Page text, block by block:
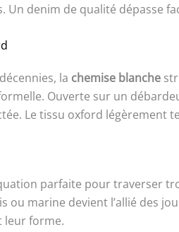
Un denim de qualité dépasse
la chemise blanche
Ouverte sur un
Le tissu oxford légèrement
parfaite pour traverser
ou marine devient l’allié des
leur forme.